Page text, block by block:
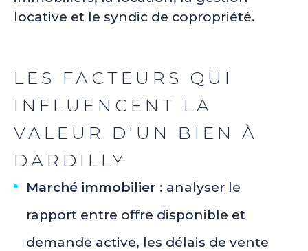
locative et le syndic de copropriété.
LES FACTEURS QUI
INFLUENCENT LA
VALEUR D'UN BIEN À
DARDILLY
Marché immobilier : analyser le
rapport entre offre disponible et
demande active, les délais de vente